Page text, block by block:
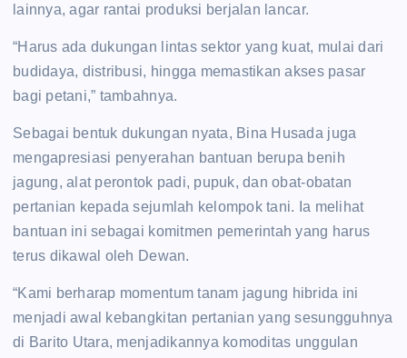
lainnya, agar rantai produksi berjalan lancar.
“Harus ada dukungan lintas sektor yang kuat, mulai dari
budidaya, distribusi, hingga memastikan akses pasar
bagi petani,” tambahnya.
Sebagai bentuk dukungan nyata, Bina Husada juga
mengapresiasi penyerahan bantuan berupa benih
jagung, alat perontok padi, pupuk, dan obat-obatan
pertanian kepada sejumlah kelompok tani. Ia melihat
bantuan ini sebagai komitmen pemerintah yang harus
terus dikawal oleh Dewan.
“Kami berharap momentum tanam jagung hibrida ini
menjadi awal kebangkitan pertanian yang sesungguhnya
di Barito Utara, menjadikannya komoditas unggulan